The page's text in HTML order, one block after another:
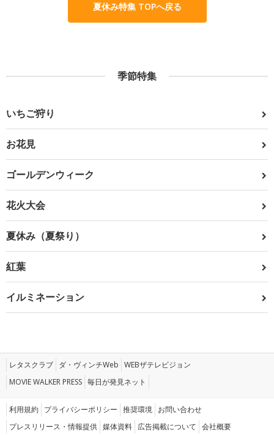
夏休み特集 TOPへ戻る
季節特集
いちご狩り
お花見
ゴールデンウィーク
花火大会
夏休み（夏祭り）
紅葉
イルミネーション
レタスクラブ ダ・ヴィンチWeb WEBザテレビジョン
MOVIE WALKER PRESS 毎日が発見ネット
利用規約 プライバシーポリシー 推奨環境 お問い合わせ
プレスリリース・情報提供 媒体資料 広告掲載について 会社概要